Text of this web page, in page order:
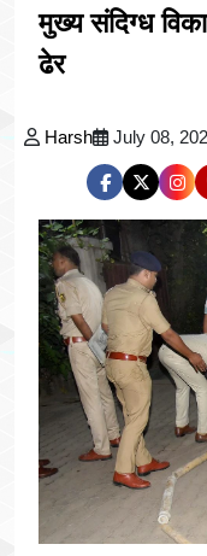
मुख्य संदिग्ध
ढेर
Harsh July 08,